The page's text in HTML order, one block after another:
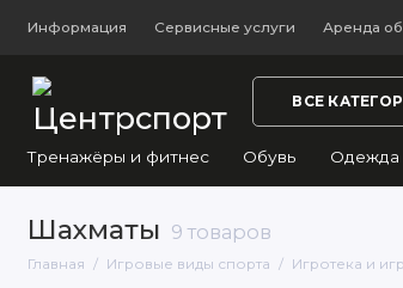
Информация Сервисные услуги Аренда
ВСЕ
Тренажёры и фитнес Обувь Одежда
Шахматы 9 товаров
Главная Игровые виды спорта Игротека и